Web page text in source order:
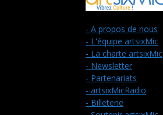
- A propos de nous
- L'équipe artsixMic
- La charte artsixMic
- Newsletter
- Partenariats
- artsixMicRadio
- Billeterie